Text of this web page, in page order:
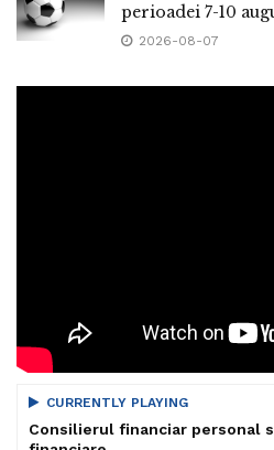
perioadei 7-10
2026-08-07
CURRENTLY PLAYING
Consilierul financiar personal